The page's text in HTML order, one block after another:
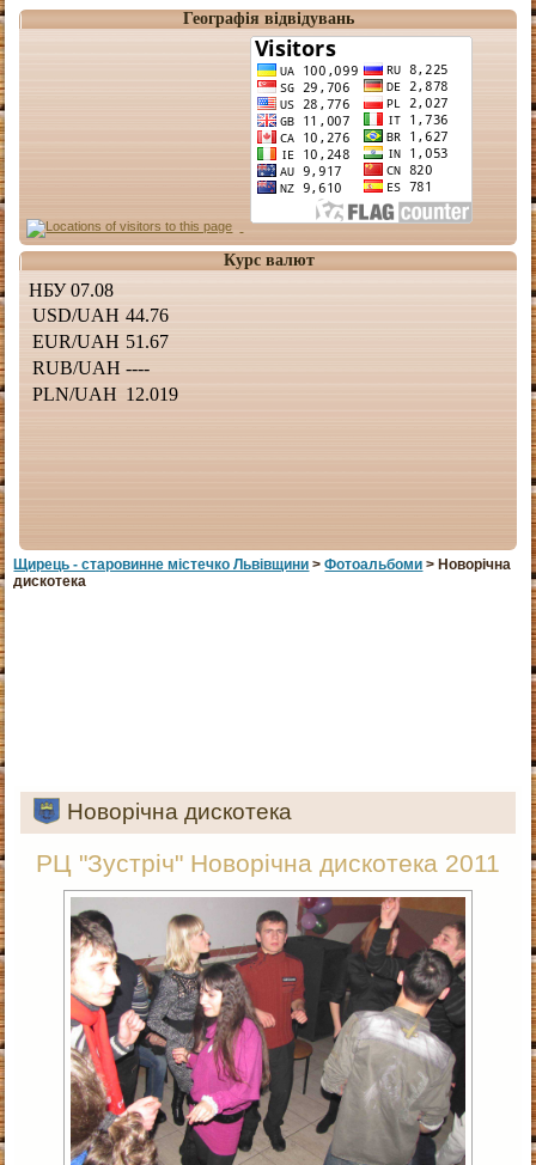
Географія відвідувань
Курс валют
Щирець - старовинне мiстечко Львiвщини >Фотоальбоми > Новорічна
дискотека
Новорічна дискотека
РЦ "Зустріч" Новорічна дискотека 2011